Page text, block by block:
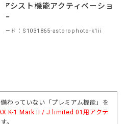
アシスト機能アクティベーショ
ー
コード：S1031865-astorophoto-k1ii
わっていない「プレミアム機能」を
K-1 Mark II / J limited 01用アクテ
。